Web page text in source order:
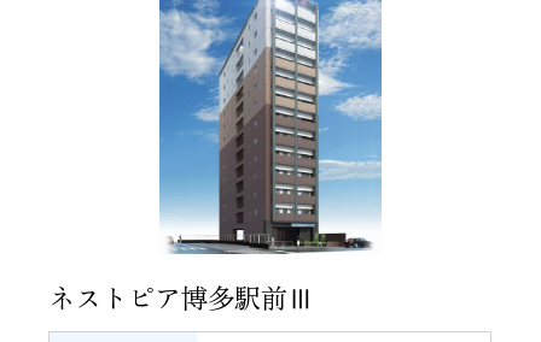
ネストピア博多駅前Ⅲ 18